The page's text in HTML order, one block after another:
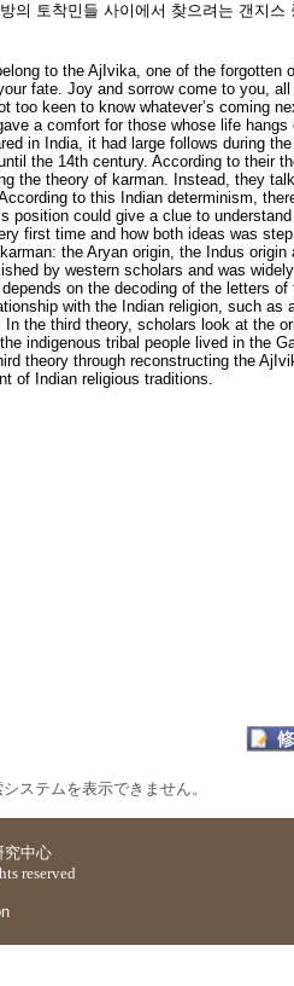
의 토착민들 사이에서 찾으려는 갠지스
to the AjIvika, one of the forgotten
fate. Joy and sorrow come to you,
keen to know whatever’s coming
a comfort for those whose life hangs
in India, it had large follows during
the 14th century. According to their
the theory of karman. Instead, they
to this Indian determinism,
position could give a clue to
first time and how both ideas was
the Aryan origin, the Indus origin
by western scholars and was
on the decoding of the letters of
with the Indian religion, such as
the third theory, scholars look at the
indigenous tribal people lived in the
theory through reconstructing the
of Indian religious traditions.
ステムを表示できません。
究中心
reserved